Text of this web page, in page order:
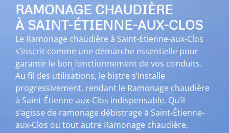
RAMONAGE CHAUDIÈRE
À SAINT-ÉTIENNE-AUX-CLOS
Le Ramonage chaudière à Saint-Étienne-aux-Clos
s’inscrit comme une démarche essentielle pour
garantir le bon fonctionnement de vos conduits.
Au fil des utilisations, le bistre s’installe
progressivement, rendant le Ramonage chaudière
à Saint-Étienne-aux-Clos indispensable. Qu’il
s’agisse de ramonage débistrage à Saint-Étienne-
aux-Clos ou tout autre Ramonage chaudière,